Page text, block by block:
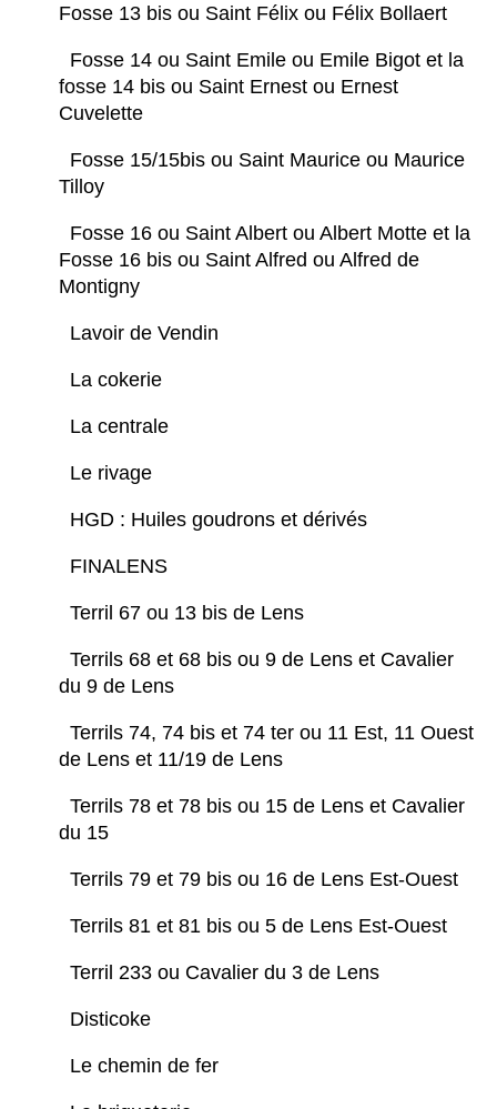
Fosse 13 bis ou Saint Félix ou Félix Bollaert
Fosse 14 ou Saint Emile ou Emile Bigot et la
fosse 14 bis ou Saint Ernest ou Ernest
Cuvelette
Fosse 15/15bis ou Saint Maurice ou Maurice
Tilloy
Fosse 16 ou Saint Albert ou Albert Motte et la
Fosse 16 bis ou Saint Alfred ou Alfred de
Montigny
Lavoir de Vendin
La cokerie
La centrale
Le rivage
HGD : Huiles goudrons et dérivés
FINALENS
Terril 67 ou 13 bis de Lens
Terrils 68 et 68 bis ou 9 de Lens et Cavalier
du 9 de Lens
Terrils 74, 74 bis et 74 ter ou 11 Est, 11 Ouest
de Lens et 11/19 de Lens
Terrils 78 et 78 bis ou 15 de Lens et Cavalier
du 15
Terrils 79 et 79 bis ou 16 de Lens Est-Ouest
Terrils 81 et 81 bis ou 5 de Lens Est-Ouest
Terril 233 ou Cavalier du 3 de Lens
Disticoke
Le chemin de fer